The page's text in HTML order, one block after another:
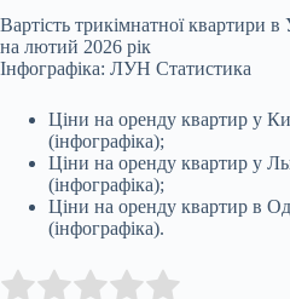
Вартість трикімнатної квартири
на лютий 2026 рік
Інфографіка: ЛУН Статистика
Ціни на оренду квартир у
(інфографіка);
Ціни на оренду квартир у
(інфографіка);
Ціни на оренду квартир в
(інфографіка).
Rate this item: